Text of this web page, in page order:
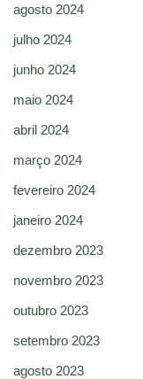
agosto 2024
julho 2024
junho 2024
maio 2024
abril 2024
março 2024
fevereiro 2024
janeiro 2024
dezembro 2023
novembro 2023
outubro 2023
setembro 2023
agosto 2023